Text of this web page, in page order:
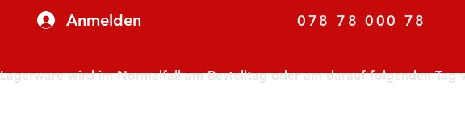
Anmelden 078 78
Lagerware wird im Normalfall am Bestelltag oder am darauf folgenden Tag